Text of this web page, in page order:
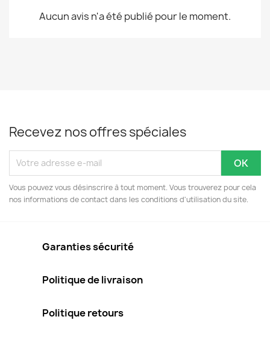
Aucun avis n'a été publié pour le moment.
Recevez nos offres spéciales
Vous pouvez vous désinscrire à tout moment. Vous trouverez pour cela
nos informations de contact dans les conditions d'utilisation du site.
Garanties sécurité
Politique de livraison
Politique retours